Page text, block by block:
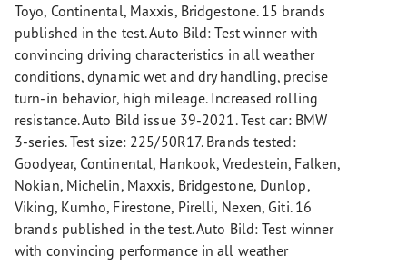
Toyo, Continental, Maxxis, Bridgestone. 15 brands
published in the test. Auto Bild: Test winner with
convincing driving characteristics in all weather
conditions, dynamic wet and dry handling, precise
turn-in behavior, high mileage. Increased rolling
resistance. Auto Bild issue 39-2021. Test car: BMW
3-series. Test size: 225/50R17. Brands tested:
Goodyear, Continental, Hankook, Vredestein, Falken,
Nokian, Michelin, Maxxis, Bridgestone, Dunlop,
Viking, Kumho, Firestone, Pirelli, Nexen, Giti. 16
brands published in the test. Auto Bild: Test winner
with convincing performance in all weather